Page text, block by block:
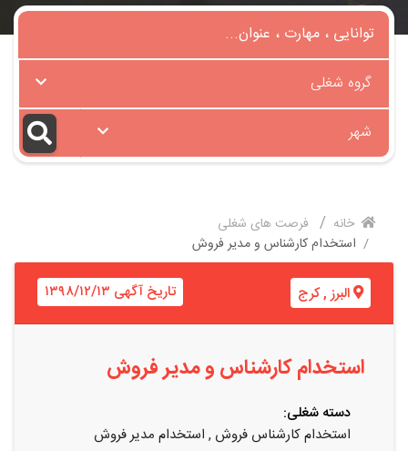
گروه شغلی
شهر
خانه
فرصت های شغلی
استخدام کارشناس و مدیر فروش
البرز,کرج تاریخ آگهی ۱۳۹۸/۱۲/۱۳
استخدام کارشناس و مدیر فروش
دسته شغلی:
استخدام کارشناس فروش , استخدام مدیر فروش